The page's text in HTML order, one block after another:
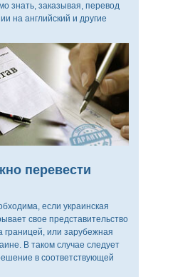
знать, заказывая, перевод
на английский и другие
перевести
если украинская
свое представительство
границей, или зарубежная
В таком случае следует
в соответствующей